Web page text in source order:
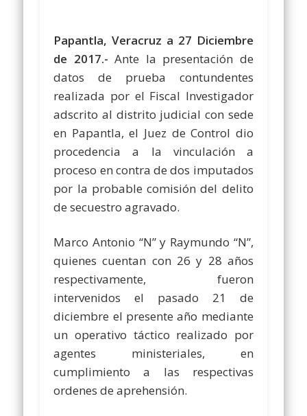
Papantla, Veracruz a 27 Diciembre
de 2017.- Ante la presentación de
datos de prueba contundentes
realizada por el Fiscal Investigador
adscrito al distrito judicial con sede
en Papantla, el Juez de Control dio
procedencia a la vinculación a
proceso en contra de dos imputados
por la probable comisión del delito
de secuestro agravado.
Marco Antonio “N” y Raymundo “N”,
quienes cuentan con 26 y 28 años
respectivamente, fueron
intervenidos el pasado 21 de
diciembre el presente año mediante
un operativo táctico realizado por
agentes ministeriales, en
cumplimiento a las respectivas
ordenes de aprehensión.